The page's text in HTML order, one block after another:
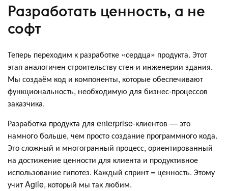
Разработать ценность, а не
софт
Теперь переходим к разработке «сердца» продукта. Этот
этап аналогичен строительству стен и инженерии здания.
Мы создаём код и компоненты, которые обеспечивают
функциональность, необходимую для бизнес-процессов
заказчика.
Разработка продукта для enterprise-клиентов — это
намного больше, чем просто создание программного кода.
Это сложный и многогранный процесс, ориентированный
на достижение ценности для клиента и продуктивное
использование гипотез. Каждый спринт = ценность. Этому
учит Agile, который мы так любим.